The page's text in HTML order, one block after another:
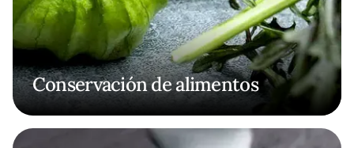
Conservación de alimentos